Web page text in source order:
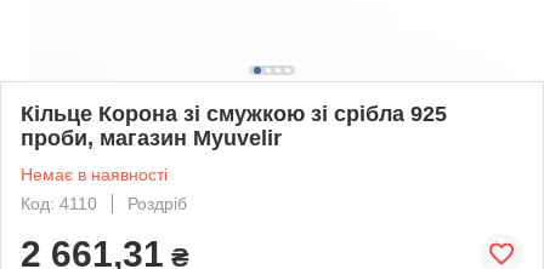
Кільце Корона зі смужкою зі срібла 925
проби, магазин Myuvelir
Немає в наявності
Код: 4110
Роздріб
2 661,31 ₴